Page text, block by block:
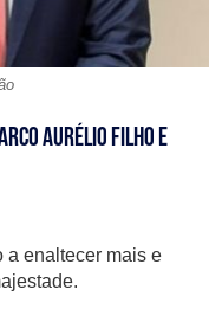
Aurélio Filho e
a enaltecer mais e